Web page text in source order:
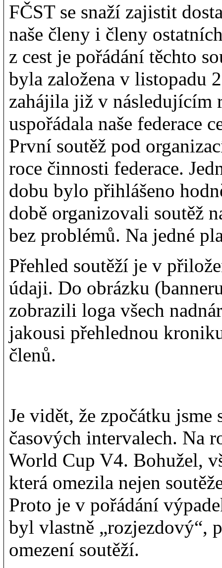
FČST se snaží zajistit
naše členy i členy
z cest je pořádání těchto
byla založena v listopadu
zahájila již v následujícím
uspořádala naše federace
První soutěž pod
roce činnosti federace.
dobu bylo přihlášeno
době organizovali soutěž
bez problémů. Na jedné
Přehled soutěží je v
údaji. Do obrázku
zobrazili loga všech
jakousi přehlednou
členů.
Je vidět, že zpočátku
časových intervalech. Na
World Cup V4. Bohužel,
která omezila nejen
Proto je v pořádání
byl vlastně „rozjezdový“,
omezení soutěží.